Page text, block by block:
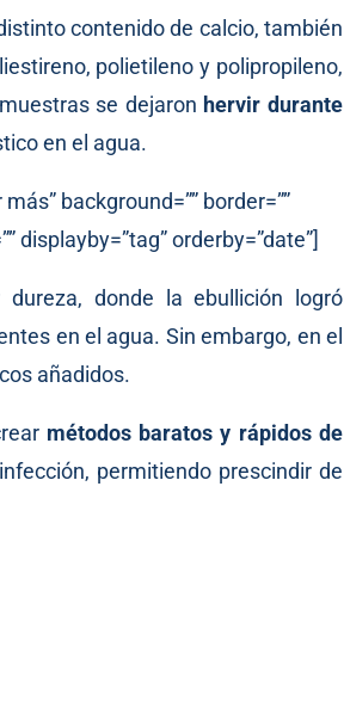
contenido de calcio, también
polietileno y polipropileno,
se dejaron hervir durante
en el agua.
background=”” border=””
displayby=”tag” orderby=”date”]
donde la ebullición logró
en el agua. Sin embargo, en el
añadidos.
métodos baratos y rápidos de
permitiendo prescindir de